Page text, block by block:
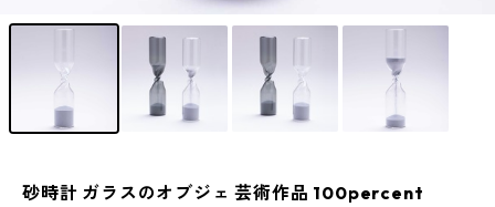
砂時計 ガラスのオブジェ 芸術作品 100percent